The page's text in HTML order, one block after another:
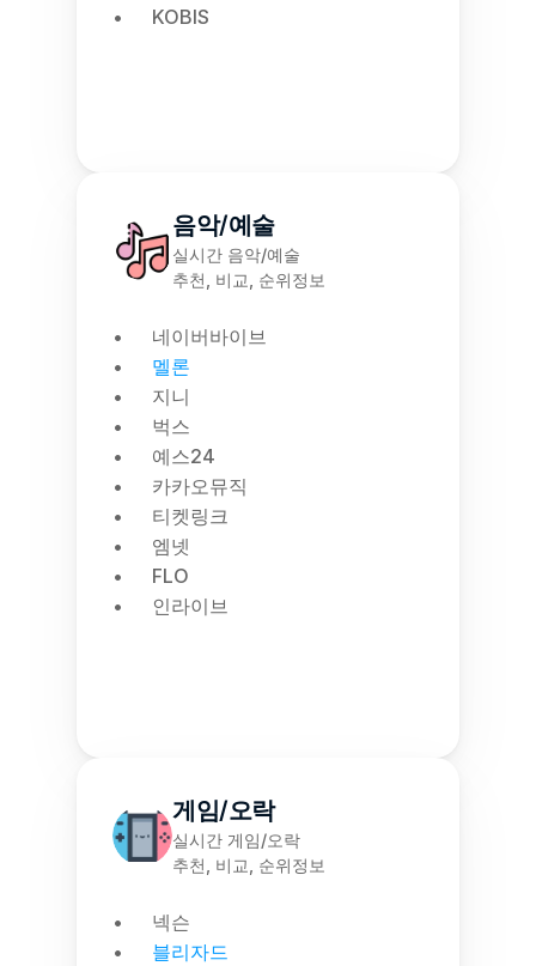
KOBIS
음악/예술
실시간 음악/예술
추천, 비교, 순위정보
네이버바이브
멜론
지니
벅스
예스24
카카오뮤직
티켓링크
엠넷
FLO
인라이브
게임/오락
실시간 게임/오락
추천, 비교, 순위정보
넥슨
블리자드